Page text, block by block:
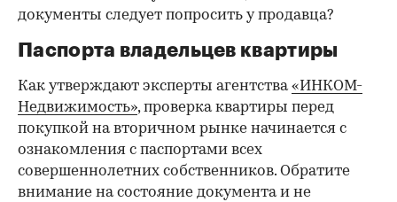
документы следует попросить у продавца?
Паспорта владельцев квартиры
Как утверждают эксперты агентства«ИНКОМ-
Недвижимость», проверка квартиры перед
покупкой на вторичном рынке начинается с
ознакомления с паспортами всех
совершеннолетних собственников. Обратите
внимание на состояние документа и не